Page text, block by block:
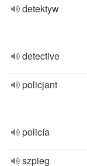
detektyw
detective
policjant
policía
szpieg